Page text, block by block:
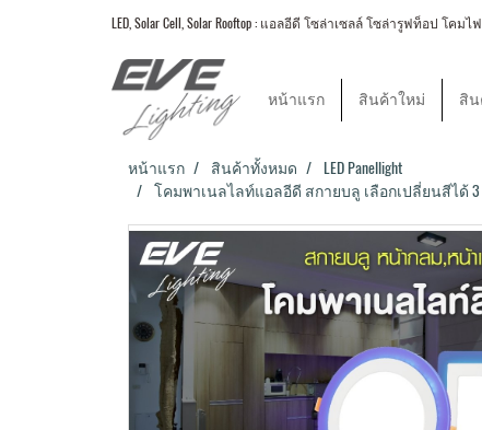
LED, Solar Cell, Solar Rooftop : แอลอีดี โซล่าเซลล์ โซล่ารูฟท็อป โ
หน้าแรก สินค้าใหม่ สิน
หน้าแรก สินค้าทั้งหมด
LED Panellight
โคมพาเนลไลท์แอลอีดี สกายบลู เลือกเปลี่ยนสีได้ 3 แ